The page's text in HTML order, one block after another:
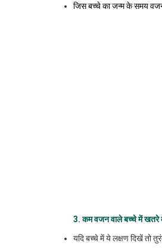
जिस बच्चे का जन्म के समय वजन
3. कमवजनवालेबच्चेमेंखतरे
यदि बच्चे में ये लक्षण दिखें तो